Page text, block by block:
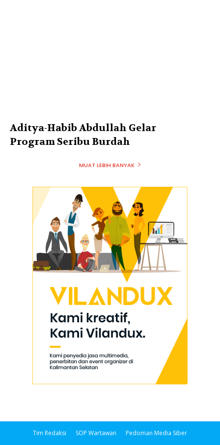
Aditya-Habib Abdullah Gelar
Program Seribu Burdah
MUAT LEBIH BANYAK
Tim Redaksi SOP Wartawan Pedoman Media Siber